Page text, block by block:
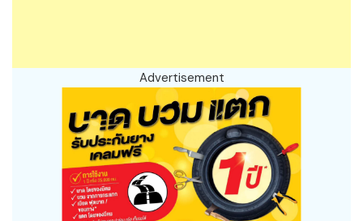
Advertisement